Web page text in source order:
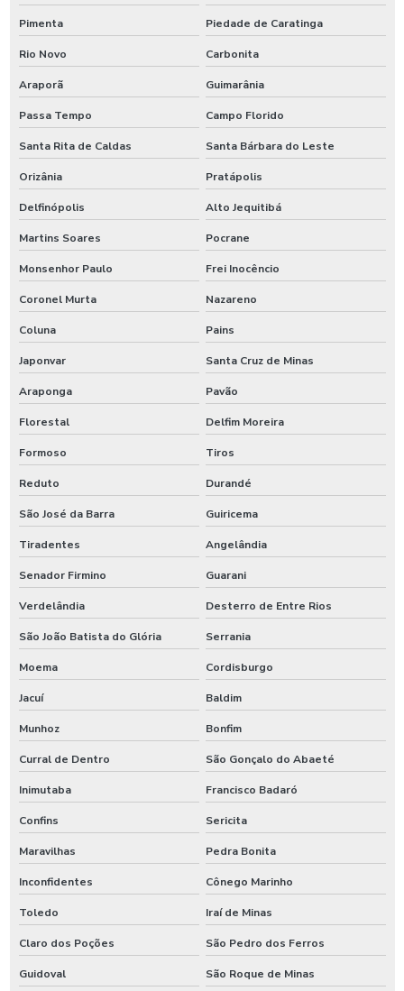
Pimenta Piedade de Caratinga
Rio Novo Carbonita
Araporã Guimarânia
Passa Tempo Campo Florido
Santa Rita de Caldas Santa Bárbara do Leste
Orizânia Pratápolis
Delfinópolis Alto Jequitibá
Martins Soares Pocrane
Monsenhor Paulo Frei Inocêncio
Coronel Murta Nazareno
Coluna Pains
Japonvar Santa Cruz de Minas
Araponga Pavão
Florestal Delfim Moreira
Formoso Tiros
Reduto Durandé
São José da Barra Guiricema
Tiradentes Angelândia
Senador Firmino Guarani
Verdelândia Desterro de Entre Rios
São João Batista do Glória Serrania
Moema Cordisburgo
Jacuí Baldim
Munhoz Bonfim
Curral de Dentro São Gonçalo do Abaeté
Inimutaba Francisco Badaró
Confins Sericita
Maravilhas Pedra Bonita
Inconfidentes Cônego Marinho
Toledo Iraí de Minas
Claro dos Poções São Pedro dos Ferros
Guidoval São Roque de Minas